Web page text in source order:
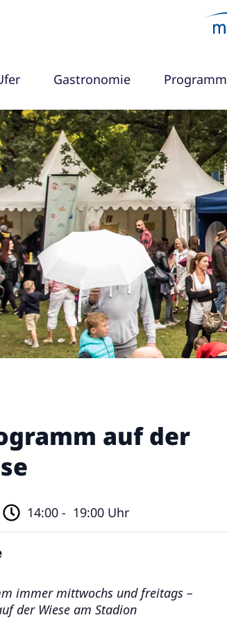
Gastronomie Programm
auf der
14:00 - 19:00 Uhr
immer mittwochs und freitags –
der Wiese am Stadion